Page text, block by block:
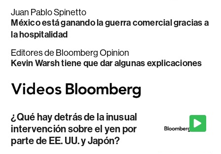
Juan Pablo Spinetto
México está ganando la guerra comercial gracias a
la hospitalidad
Editores de Bloomberg Opinion
Kevin Warsh tiene que dar algunas explicaciones
¿Qué hay detrás de la inusual
intervención sobre el yen por
parte de EE. UU. y Japón?